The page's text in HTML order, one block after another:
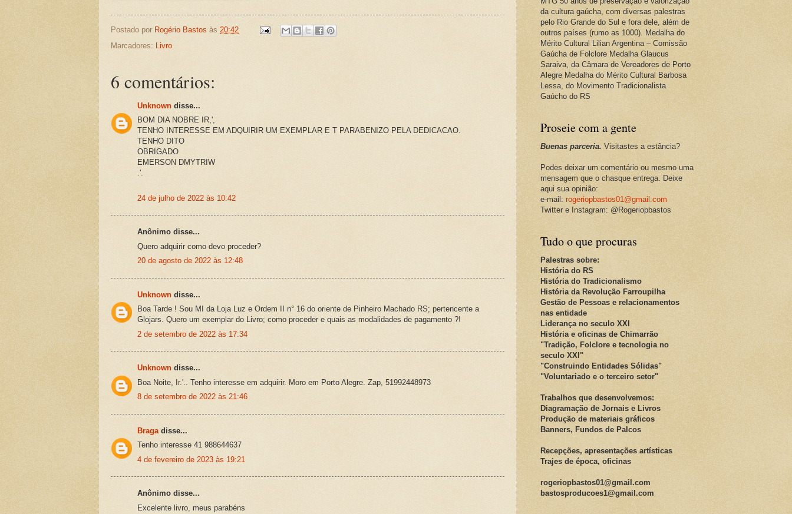
Postado por Rogério Bastos às 20:42
Marcadores: Livro
6 comentários:
Unknown disse...
BOM DIA NOBRE IR,',
TENHO INTERESSE EM ADQUIRIR UM EXEMPLAR E T PARABENIZO PELA DEDICACAO.
TENHO DITO
OBRIGADO
EMERSON DMYTRIW
.'.
24 de julho de 2022 às 10:42
Anônimo disse...
Quero adquirir como devo proceder?
20 de agosto de 2022 às 12:48
Unknown disse...
Boa Tarde ! Sou MI da Loja Luz e Ordem II n° 16 do oriente de Pinheiro Machado RS; pertencente a
Glojars. Quero um exemplar do Livro; como proceder e quais as modalidades de pagamento ?!
2 de setembro de 2022 às 17:34
Unknown disse...
Boa Noite, Ir.'.. Tenho interesse em adquirir. Moro em Porto Alegre. Zap, 51992448973
8 de setembro de 2022 às 21:46
Braga disse...
Tenho interesse 41 988644637
4 de fevereiro de 2023 às 19:21
Anônimo disse...
Excelente livro, meus parabéns
da cultura gaúcha, com diversas palestras
pelo Rio Grande do Sul e fora dele, além de
outros países (rumo as 1000). Medalha do
Mérito Cultural Lilian Argentina – Comissão
Gaúcha de Folclore Medalha Glaucus
Saraiva, da Câmara de Vereadores de Porto
Alegre Medalha do Mérito Cultural Barbosa
Lessa, do Movimento Tradicionalista
Gaúcho do RS
Proseie com a gente
Buenas parceria. Visitastes a estância?
Podes deixar um comentário ou mesmo uma
mensagem que o chasque entrega. Deixe
aqui sua opinião:
e-mail: rogeriopbastos01@gmail.com
Twitter e Instagram: @Rogeriopbastos
Tudo o que procuras
Palestras sobre:
História do RS
História do Tradicionalismo
História da Revolução Farroupilha
Gestão de Pessoas e relacionamentos
nas entidade
Liderança no seculo XXI
História e oficinas de Chimarrão
"Tradição, Folclore e tecnologia no
seculo XXI"
"Construindo Entidades Sólidas"
"Voluntariado e o terceiro setor"
Trabalhos que desenvolvemos:
Diagramação de Jornais e Livros
Produção de materiais gráficos
Banners, Fundos de Palcos
Recepções, apresentações artísticas
Trajes de época, oficinas
rogeriopbastos01@gmail.com
bastosproducoes1@gmail.com